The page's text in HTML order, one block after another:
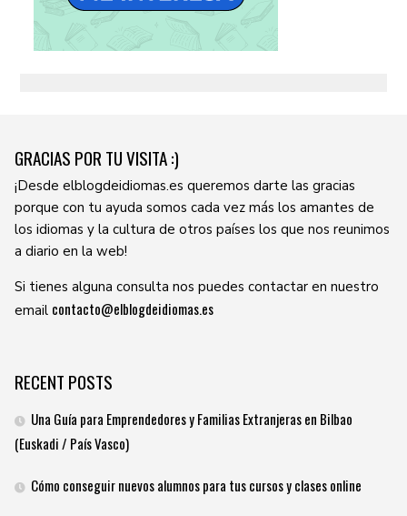
GRACIAS POR TU VISITA :)
¡Desde elblogdeidiomas.es queremos darte las gracias
porque con tu ayuda somos cada vez más los amantes de
los idiomas y la cultura de otros países los que nos reunimos
a diario en la web!
Si tienes alguna consulta nos puedes contactar en nuestro
email contacto@elblogdeidiomas.es
RECENT POSTS
Una Guía para Emprendedores y Familias Extranjeras en Bilbao
(Euskadi / País Vasco)
Cómo conseguir nuevos alumnos para tus cursos y clases online